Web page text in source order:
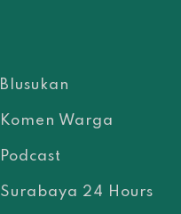
Blusukan
Komen Warga
Podcast
Surabaya 24 Hours